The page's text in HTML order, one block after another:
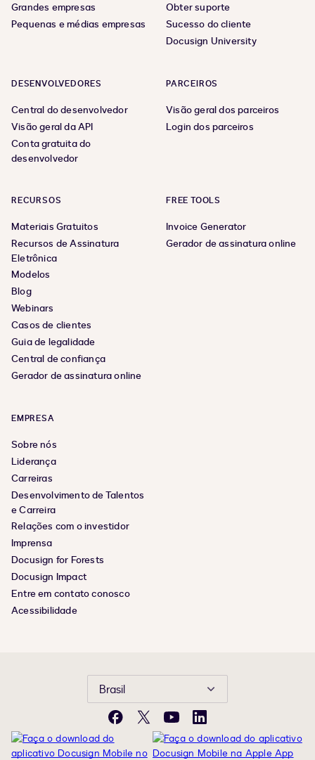
Grandes empresas
Pequenas e médias empresas
Obter suporte
Sucesso do cliente
Docusign University
DESENVOLVEDORES
Central do desenvolvedor
Visão geral da API
Conta gratuita do
desenvolvedor
PARCEIROS
Visão geral dos parceiros
Login dos parceiros
RECURSOS
Materiais Gratuitos
Recursos de Assinatura
Eletrônica
Modelos
Blog
Webinars
Casos de clientes
Guia de legalidade
Central de confiança
Gerador de assinatura online
FREE TOOLS
Invoice Generator
Gerador de assinatura online
EMPRESA
Sobre nós
Liderança
Carreiras
Desenvolvimento de Talentos
e Carreira
Relações com o investidor
Imprensa
Docusign for Forests
Docusign Impact
Entre em contato conosco
Acessibilidade
Brasil
Facebook
X YouTubeLinkedIn